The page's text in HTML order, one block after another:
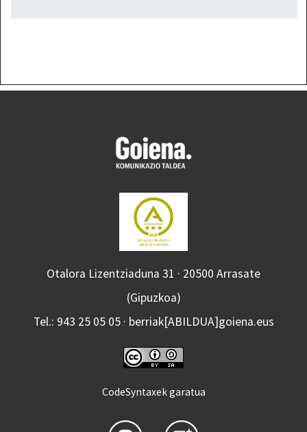
Otalora Lizentziaduna 31 · 20500 Arrasate
(Gipuzkoa)
Tel.: 943 25 05 05 · berriak[ABILDUA]goiena.eus
CodeSyntaxek garatua